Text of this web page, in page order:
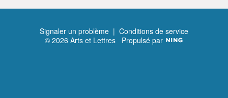
Signaler un problème | Conditions de service
© 2026 Arts et Lettres Propulsé par